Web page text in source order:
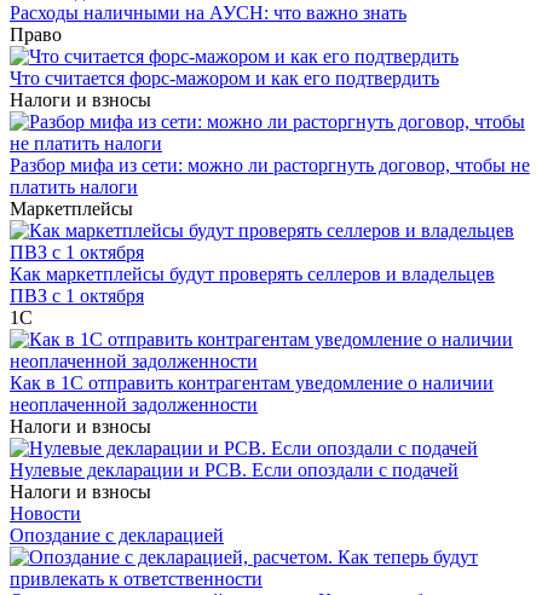
Расходы наличными на АУСН: что важно знать
Право
Что считается форс-мажором и как его подтвердить
Налоги и взносы
Разбор мифа из сети: можно ли расторгнуть договор, чтобы не
платить налоги
Маркетплейсы
Как маркетплейсы будут проверять селлеров и владельцев
ПВЗ с 1 октября
1С
Как в 1С отправить контрагентам уведомление о наличии
неоплаченной задолженности
Налоги и взносы
Нулевые декларации и РСВ. Если опоздали с подачей
Налоги и взносы
Новости
Опоздание с декларацией